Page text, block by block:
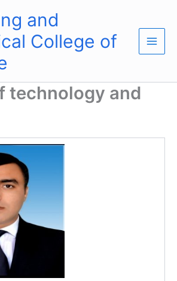
and
College of
technology and